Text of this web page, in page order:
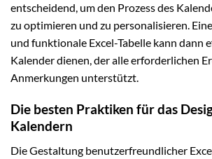
entscheidend, um den Prozess des
zu optimieren und zu personalisieren.
und funktionale Excel-Tabelle kann dann
Kalender dienen, der alle erforderlichen
Anmerkungen unterstützt.
Die besten Praktiken für das
Kalendern
Die Gestaltung benutzerfreundlicher